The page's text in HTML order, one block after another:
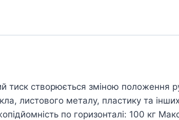
створюється зміною положення
листового металу, пластику та
по горизонталі: 100 кг